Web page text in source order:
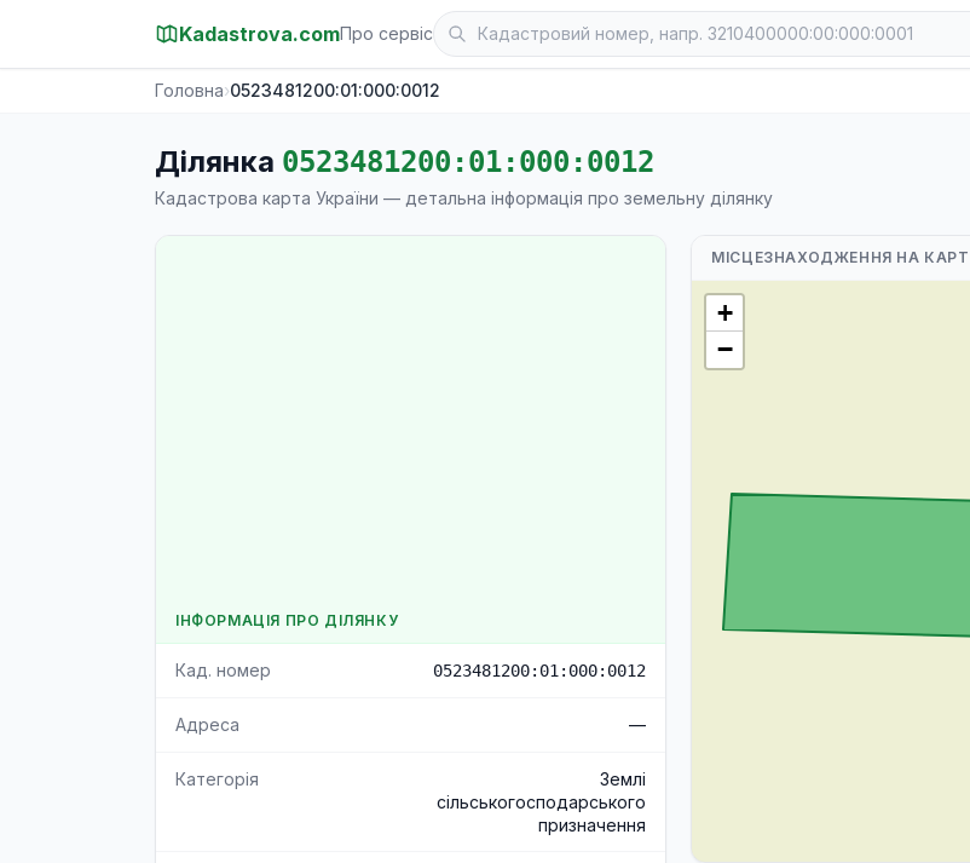
Kadastrova.comПро сервіс
Головна›0523481200:01:000:0012
Ділянка 0523481200:01:000:0012
Кадастрова карта України — детальна інформація про земельну ділянку
ІНФОРМАЦІЯ ПРО ДІЛЯНКУ
Кад. номер 0523481200:01:000:0012
Адреса —
Категорія
Землі
сільськогосподарського
призначення
МІСЦЕЗНАХОДЖЕННЯ НА
+
−